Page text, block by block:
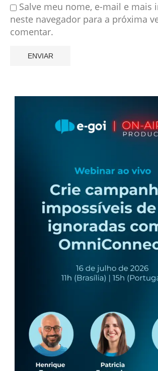
Salve meu nome, e-mail e mais
neste navegador para a próxima
comentar.